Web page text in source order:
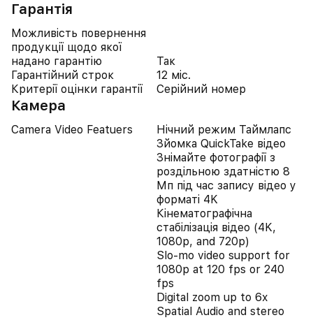
Гарантія
Можливість повернення
продукції щодо якої
надано гарантію
Так
Гарантійний строк
12 міс.
Критерії оцінки гарантії
Серійний номер
Камера
Camera Video Featuers
Нічний режим Таймлапс
Зйомка QuickTake відео
Знімайте фотографії з
роздільною здатністю 8
Мп під час запису відео у
форматі 4K
Кінематографічна
стабілізація відео (4K,
1080p, and 720p)
Slo‑mo video support for
1080p at 120 fps or 240
fps
Digital zoom up to 6x
Spatial Audio and stereo